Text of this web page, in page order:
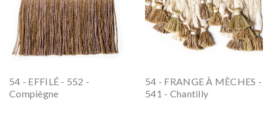
54 - EFFILÉ - 552 -
Compiègne
54 - FRANGE À MÈCHES -
541 - Chantilly